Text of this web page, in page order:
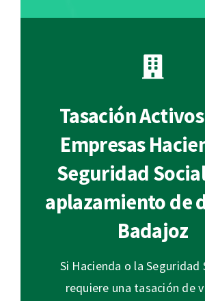
Tasación
Empresas
Seguridad
aplazamiento de
Badajoz
Si Hacienda o la Seguridad
requiere una tasación de